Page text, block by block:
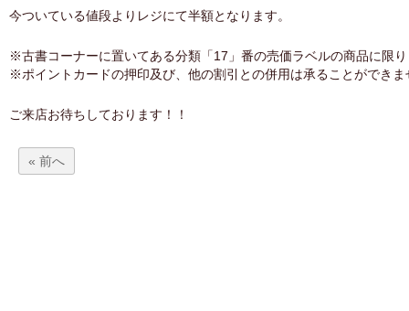
今ついている値段よりレジにて半額となります。
※古書コーナーに置いてある分類「17」番の売価ラベルの商品に限
※ポイントカードの押印及び、他の割引との併用は承ることができま
ご来店お待ちしております！！
« 前へ